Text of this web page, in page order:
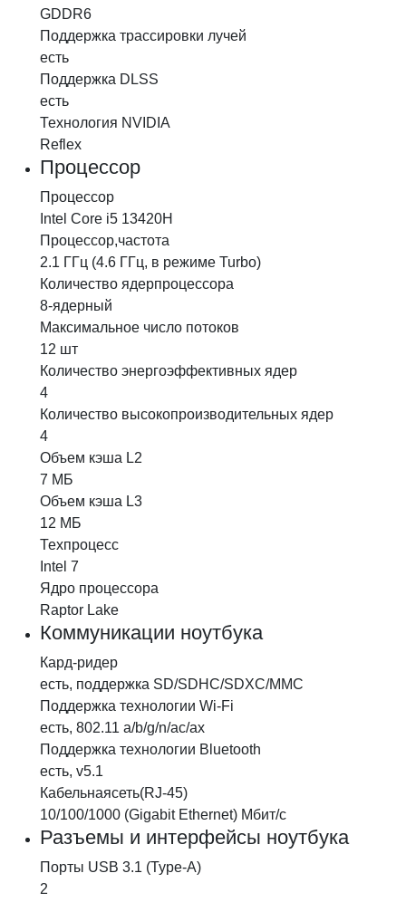
GDDR6
Поддержка трассировки лучей
есть
Поддержка DLSS
есть
Технология NVIDIA
Reflex
Процессор
Процессор
Intel Core i5 13420H
Процессор,частота
2.1 ГГц (4.6 ГГц, в режиме Turbo)
Количество ядерпроцессора
8-ядерный
Максимальное число потоков
12 шт
Количество энергоэффективных ядер
4
Количество высокопроизводительных ядер
4
Объем кэша L2
7 МБ
Объем кэша L3
12 МБ
Техпроцесс
Intel 7
Ядро процессора
Raptor Lake
Коммуникации ноутбука
Кард-ридер
есть, поддержка SD/SDHC/SDXC/MMC
Поддержка технологии Wi-Fi
есть, 802.11 a/b/g/n/ac/ax
Поддержка технологии Bluetooth
есть, v5.1
Кабельнаясеть(RJ-45)
10/100/1000 (Gigabit Ethernet) Мбит/с
Разъемы и интерфейсы ноутбука
Порты USB 3.1 (Type-A)
2